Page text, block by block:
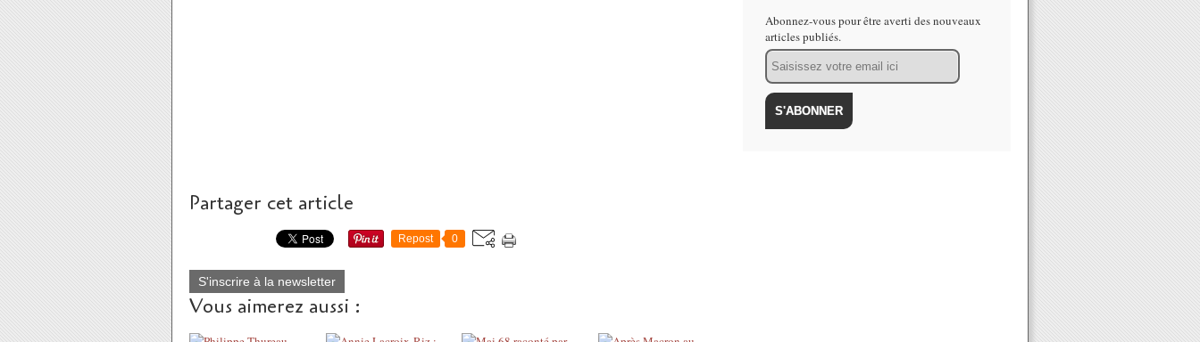
Partager cet article
Repost 0
S'inscrire à la newsletter
Vous aimerez aussi :
Abonnez-vous pour être averti des nouveaux
articles publiés.
Email